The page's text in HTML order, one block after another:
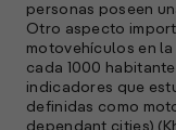
personas poseen
Otro aspecto
motovehículos en
cada 1000
indicadores que
definidas como
dependant cities)